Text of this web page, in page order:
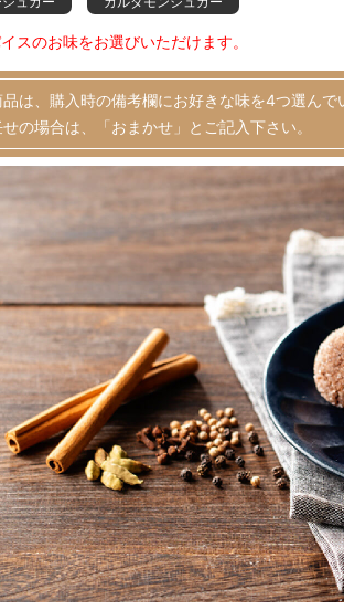
スのお味をお選びいただけます。
は、購入時の備考欄にお好きな味を4つ選んで
の場合は、「おまかせ」とご記入下さい。